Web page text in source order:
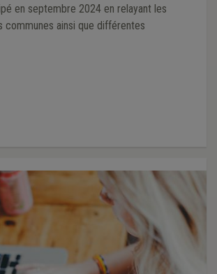
en septembre 2024 en relayant les
communes ainsi que différentes